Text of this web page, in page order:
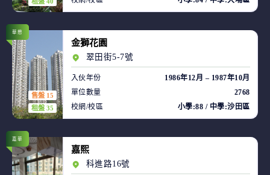
售盤 15
租盤 35
華懋
金獅花園
翠田街5-7號
入伙年份
1986年12月 – 1987年10月
單位數量
2768
校網/校區
小學:88 / 中學:沙田區
嘉華
嘉熙
科進路16號